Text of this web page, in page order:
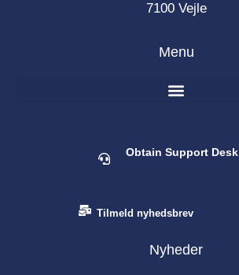
7100 Vejle
Menu
Obtain Support Desk
Tilmeld nyhedsbrev
Nyheder